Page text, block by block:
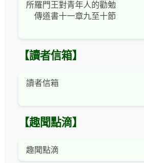
所羅門王對青年人的勸勉
傳道書十一章九至十節
【讀者信箱】
讀者信箱
【趣聞點滴】
趣聞點滴